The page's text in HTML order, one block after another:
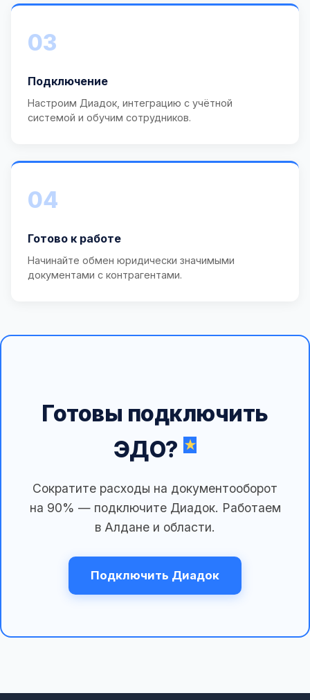
03
Подключение
Настроим Диадок, интеграцию с учётной
системой и обучим сотрудников.
04
Готово к работе
Начинайте обмен юридически значимыми
документами с контрагентами.
Готовы подключить
ЭДО?
Сократите расходы на документооборот
на 90% — подключите Диадок. Работаем
в Алдане и области.
Подключить Диадок